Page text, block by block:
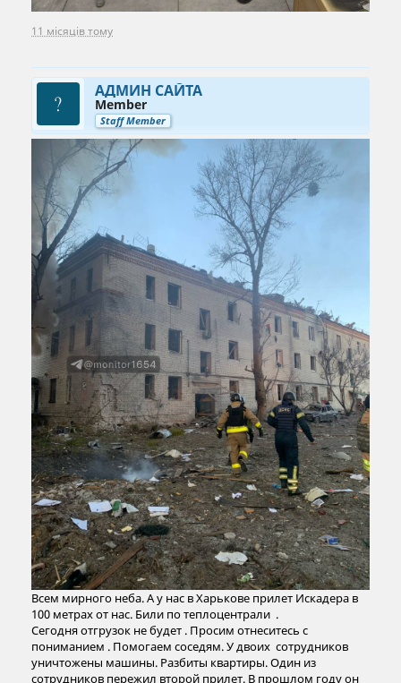
11 місяців тому
АДМИН САЙТА
Member
Staff Member
Всем мирного неба. А у нас в Харькове прилет Искадера в
100 метрах от нас. Били по теплоцентрали .
Сегодня отгрузок не будет . Просим отнеситесь с
пониманием . Помогаем соседям. У двоих сотрудников
уничтожены машины. Разбиты квартиры. Один из
сотрудников пережил второй прилет. В прошлом году он